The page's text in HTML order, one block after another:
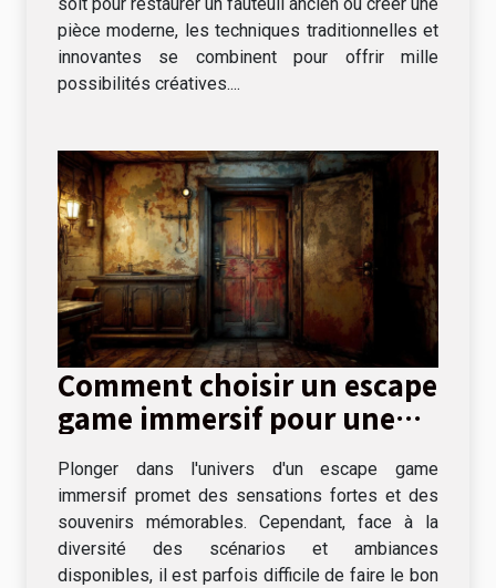
pièce moderne, les techniques traditionnelles et
innovantes se combinent pour offrir mille
possibilités créatives....
Comment choisir un escape
game immersif pour une
expérience unique
Plonger dans l'univers d'un escape game
immersif promet des sensations fortes et des
souvenirs mémorables. Cependant, face à la
diversité des scénarios et ambiances
disponibles, il est parfois difficile de faire le bon